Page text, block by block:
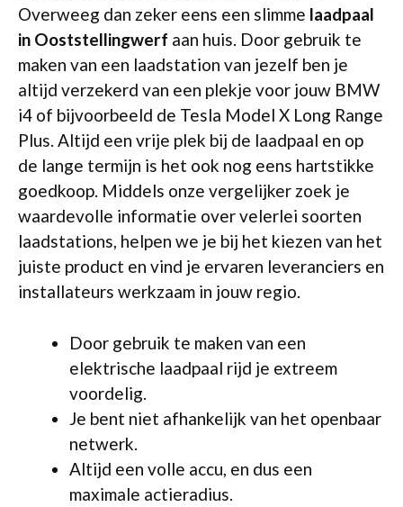
Overweeg dan zeker eens een slimme laadpaal
in Ooststellingwerf aan huis. Door gebruik te
maken van een laadstation van jezelf ben je
altijd verzekerd van een plekje voor jouw BMW
i4 of bijvoorbeeld de Tesla Model X Long Range
Plus. Altijd een vrije plek bij de laadpaal en op
de lange termijn is het ook nog eens hartstikke
goedkoop. Middels onze vergelijker zoek je
waardevolle informatie over velerlei soorten
laadstations, helpen we je bij het kiezen van het
juiste product en vind je ervaren leveranciers en
installateurs werkzaam in jouw regio.
Door gebruik te maken van een
elektrische laadpaal rijd je extreem
voordelig.
Je bent niet afhankelijk van het openbaar
netwerk.
Altijd een volle accu, en dus een
maximale actieradius.